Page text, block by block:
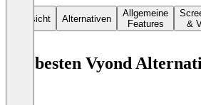
Übersicht Alternativen
Allgemeine
Features
&
Die besten Vyond